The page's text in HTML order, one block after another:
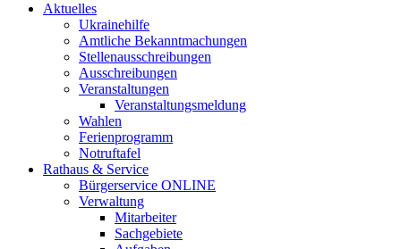
Aktuelles
Ukrainehilfe
Amtliche Bekanntmachungen
Stellenausschreibungen
Ausschreibungen
Veranstaltungen
Veranstaltungsmeldung
Wahlen
Ferienprogramm
Notruftafel
Rathaus & Service
Bürgerservice ONLINE
Verwaltung
Mitarbeiter
Sachgebiete